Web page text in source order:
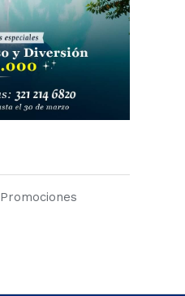
Promociones